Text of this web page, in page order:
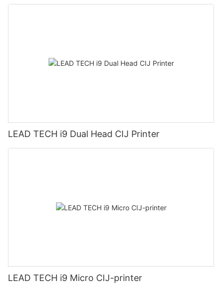
LEAD TECH i9 Dual Head CIJ Printer
LEAD TECH i9 Micro CIJ-printer